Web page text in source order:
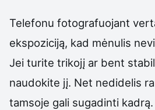
Telefonu fotografuojant
ekspoziciją, kad mėnulis
Jei turite trikojį ar bent
naudokite jį. Net nedidelis
tamsoje gali sugadinti kadrą.